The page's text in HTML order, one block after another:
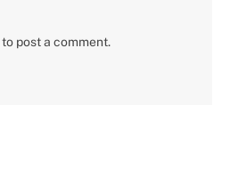
to post a comment.